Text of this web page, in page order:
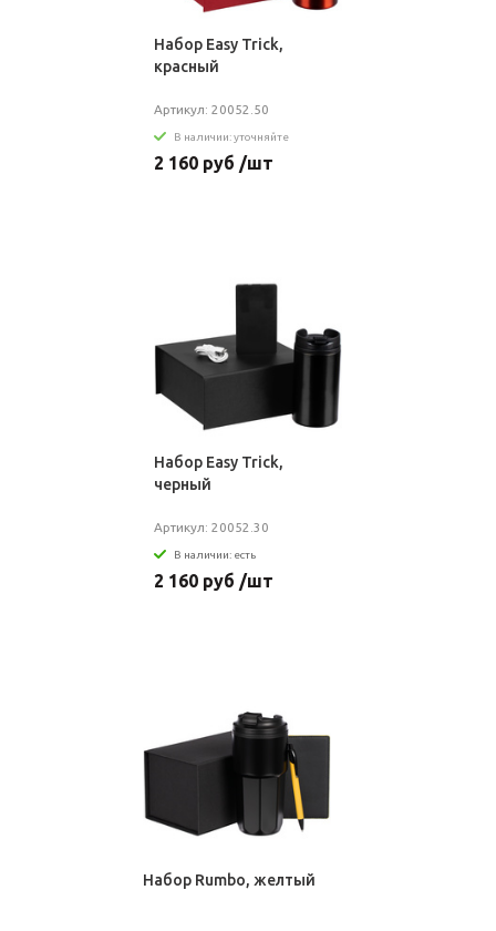
Набор Easy Trick,
красный
Артикул: 20052.50
В наличии: уточняйте
2 160 руб /шт
Набор Easy Trick,
черный
Артикул: 20052.30
В наличии: есть
2 160 руб /шт
Набор Rumbo, желтый